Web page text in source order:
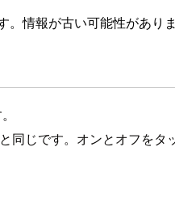
情報が古い可能性があり
同じです。オンとオフを